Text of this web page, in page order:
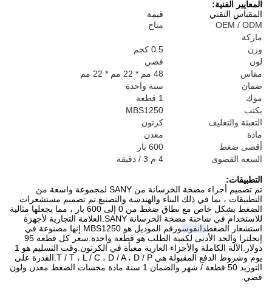
المعايير الفنية:
المقياس التقني
قيمة
OEM / ODM
متاح
ماركة
وزن
0.5 كجم
لون
فضي
مقاس
48 مم * 22 مم * 22 مم
ضمان
سنة واحدة
موك
1 قطعة
يكتب
MBS1250
التعبئة والتغليف
كرتون
مادة
معدن
أقصى ضغط
600 بار
السعة القصوى
4 م 3 / دقيقة
التطبيقات:
تم تصميم أجزاء مضخة الخرسانة من SANY لمجموعة واسعة من
التطبيقات ، بما في ذلك البناء والهندسة والتصنيع.تم تصميم مستشعرات
الضغط بشكل خاص مع نطاق ضغط من 0 إلى 600 بار ، مما يجعلها مثالية
للاستخدام في شاحنة مضخة الخرسانة SANY.العلامة التجارية لأجهزة
استشعار الضغطدانفوس
ورقم الموديل هو MBS1250.إنها مصنوعة في
إنجلترا والحد الأدنى لكمية الطلب هو قطعة واحدة.سعر كل قطعة 95
دولار.الآلة الكاملة والأجزاء العارية معبأة في الكرتون.وقت التسليم هو 1
يوم وشروط الدفع المقبولة هي T / T ، L / C ، D / A ، D / P.القدرة على
التوريد 50 قطعة / شهر والضمان 1 سنة.مادة مجسات الضغط معدن ولون
فضي.